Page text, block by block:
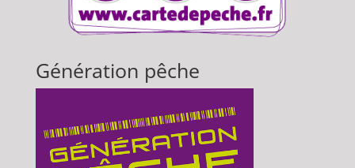
Génération pêche